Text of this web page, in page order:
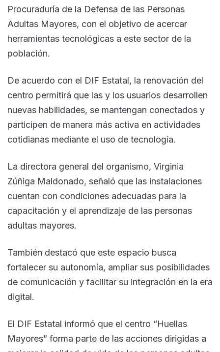
Procuraduría de la Defensa de las Personas
Adultas Mayores, con el objetivo de acercar
herramientas tecnológicas a este sector de la
población.
De acuerdo con el DIF Estatal, la renovación del
centro permitirá que las y los usuarios desarrollen
nuevas habilidades, se mantengan conectados y
participen de manera más activa en actividades
cotidianas mediante el uso de tecnología.
La directora general del organismo, Virginia
Zúñiga Maldonado, señaló que las instalaciones
cuentan con condiciones adecuadas para la
capacitación y el aprendizaje de las personas
adultas mayores.
También destacó que este espacio busca
fortalecer su autonomía, ampliar sus posibilidades
de comunicación y facilitar su integración en la era
digital.
El DIF Estatal informó que el centro “Huellas
Mayores” forma parte de las acciones dirigidas a